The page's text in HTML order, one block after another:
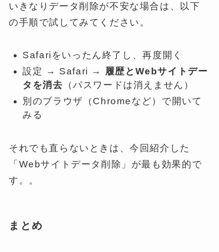
いきなりデータ削除が不安な場合は、以下
の手順で試してみてください。
Safariをいったん終了し、再度開く
設定 → Safari →
履歴とWebサイトデー
タを消去 （パスワードは消えません）
別のブラウザ（Chromeなど）で開いて
みる
それでも直らないときは、今回紹介した
「Webサイトデータ削除」が最も効果的で
す。。
まとめ